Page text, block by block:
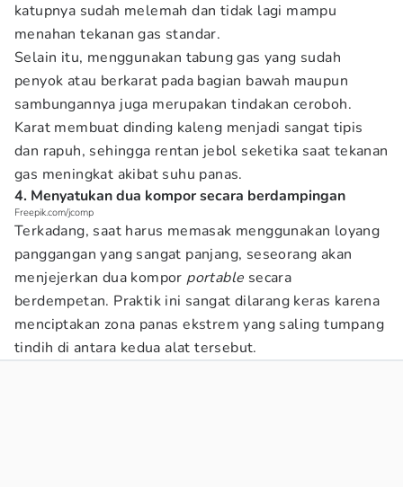
katupnya sudah melemah dan tidak lagi mampu
menahan tekanan gas standar.
Selain itu, menggunakan tabung gas yang sudah
penyok atau berkarat pada bagian bawah maupun
sambungannya juga merupakan tindakan ceroboh.
Karat membuat dinding kaleng menjadi sangat tipis
dan rapuh, sehingga rentan jebol seketika saat tekanan
gas meningkat akibat suhu panas.
4. Menyatukan dua kompor secara berdampingan
Freepik.com/jcomp
Terkadang, saat harus memasak menggunakan loyang
panggangan yang sangat panjang, seseorang akan
menjejerkan dua kompor portable secara
berdempetan. Praktik ini sangat dilarang keras karena
menciptakan zona panas ekstrem yang saling tumpang
tindih di antara kedua alat tersebut.